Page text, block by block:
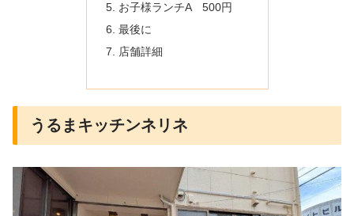
お子様ランチA 500円
最後に
店舗詳細
うるまキッチンネリネ